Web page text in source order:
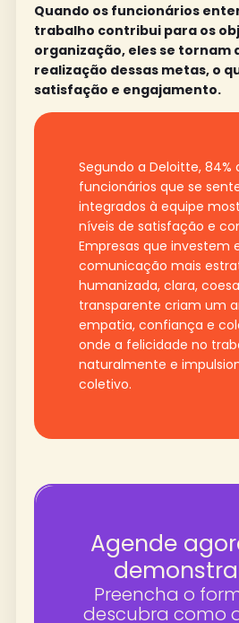
Quando os funcionários
trabalho contribui para os
organização, eles se tornam
realização dessas metas, o
satisfação e engajamento.
Segundo a Deloitte, 84%
funcionários que se
integrados à equipe
níveis de satisfação e
Empresas que investem
comunicação mais
humanizada, clara,
transparente criam um
empatia, confiança e
onde a felicidade no
naturalmente e
coletivo.
Agende
Preencha o
descubra como